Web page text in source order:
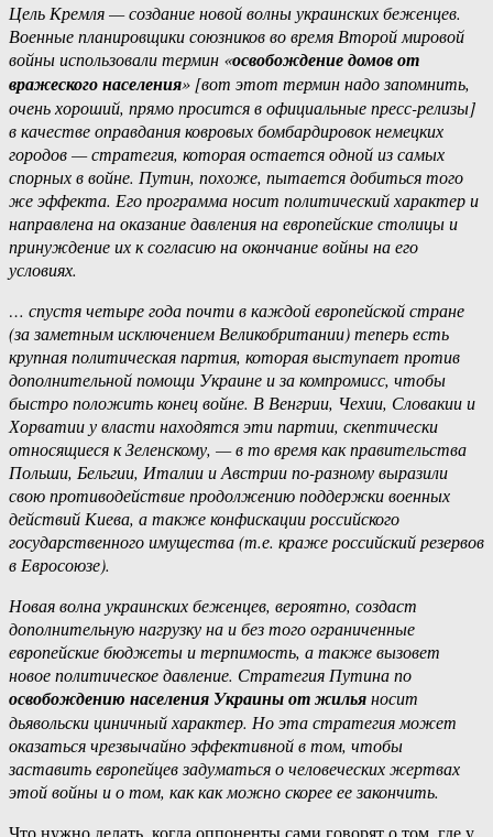
Цель Кремля — создание новой волны украинских беженцев.
Военные планировщики союзников во время Второй мировой
войны использовали термин «освобождение домов от
вражеского населения» [вот этот термин надо запомнить,
очень хороший, прямо просится в официальные пресс-релизы]
в качестве оправдания ковровых бомбардировок немецких
городов — стратегия, которая остается одной из самых
спорных в войне. Путин, похоже, пытается добиться того
же эффекта. Его программа носит политический характер и
направлена ​​на оказание давления на европейские столицы и
принуждение их к согласию на окончание войны на его
условиях.
… спустя четыре года почти в каждой европейской стране
(за заметным исключением Великобритании) теперь есть
крупная политическая партия, которая выступает против
дополнительной помощи Украине и за компромисс, чтобы
быстро положить конец войне. В Венгрии, Чехии, Словакии и
Хорватии у власти находятся эти партии, скептически
относящиеся к Зеленскому, — в то время как правительства
Польши, Бельгии, Италии и Австрии по-разному выразили
свою противодействие продолжению поддержки военных
действий Киева, а также конфискации российского
государственного имущества (т.е. краже российский резервов
в Евросоюзе).
Новая волна украинских беженцев, вероятно, создаст
дополнительную нагрузку на и без того ограниченные
европейские бюджеты и терпимость, а также вызовет
новое политическое давление. Стратегия Путина по
освобождению населения Украины от жильяносит
дьявольски циничный характер. Но эта стратегия может
оказаться чрезвычайно эффективной в том, чтобы
заставить европейцев задуматься о человеческих жертвах
этой войны и о том, как как можно скорее ее закончить.